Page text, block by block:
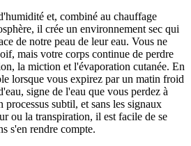
et, combiné au chauffage
il crée un environnement sec qui
de notre peau de leur eau. Vous ne
mais votre corps continue de perdre
la miction et l'évaporation cutanée. En
lorsque vous expirez par un matin froid
signe de l'eau que vous perdez à
subtil, et sans les signaux
ou la transpiration, il est facile de se
s'en rendre compte.